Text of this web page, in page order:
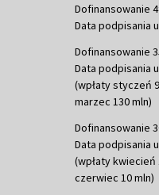
Dofinansowanie
Data podpisania
Dofinansowanie
Data podpisania
(wpłaty styczeń
marzec 130 mln)
Dofinansowanie
Data podpisania
(wpłaty kwiecień
czerwiec 10 mln)